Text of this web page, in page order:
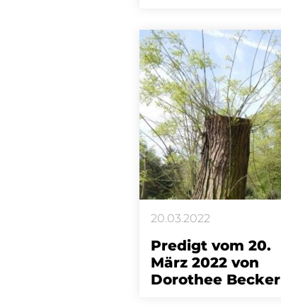
20.03.2022
Predigt vom 20.
März 2022 von
Dorothee Becker